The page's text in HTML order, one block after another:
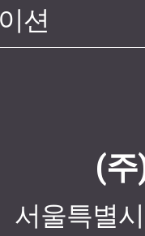
션
(
서울특별